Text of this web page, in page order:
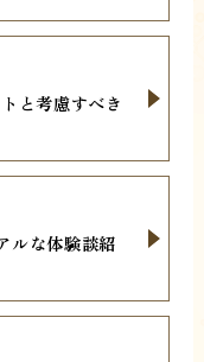
と考慮すべき
ルな体験談紹